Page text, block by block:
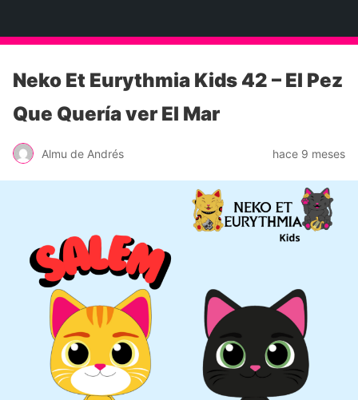
Neko Et Eurythmia Kids 42 – El Pez
Que Quería ver El Mar
Almu de Andrés hace 9 meses